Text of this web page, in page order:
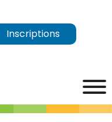
Inscriptions